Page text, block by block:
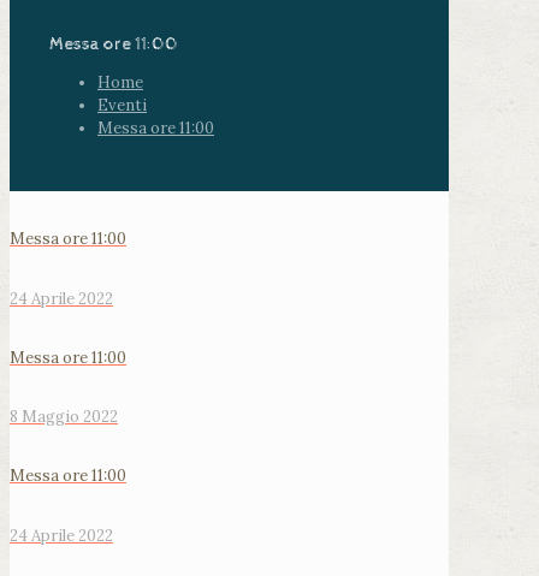
Messa ore 11:00
Home
Eventi
Messa ore 11:00
Messa ore 11:00
24 Aprile 2022
Messa ore 11:00
8 Maggio 2022
Messa ore 11:00
24 Aprile 2022